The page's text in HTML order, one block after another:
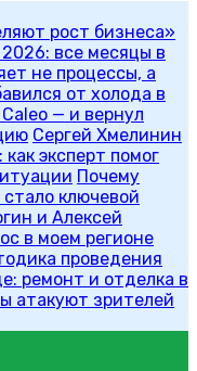
рост бизнеса»
все месяцы в
не процессы, а
от холода в
— и вернул
Сергей Хмелинин
эксперт помог
Почему
ключевой
и Алексей
в моем регионе
проведения
ремонт и отделка в
атакуют зрителей